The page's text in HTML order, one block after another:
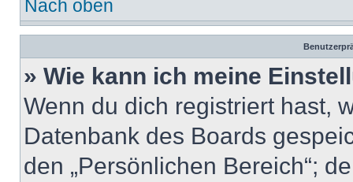
Nach oben
» Wie kann ich meine
Wenn du dich registriert hast,
Datenbank des Boards
den „Persönlichen Bereich“;